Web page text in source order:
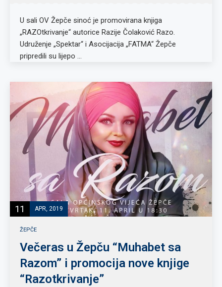
U sali OV Žepče sinoć je promovirana knjiga
„RAZOtkrivanje“ autorice Razije Čolaković Razo.
Udruženje „Spektar“ i Asocijacija „FATMA“ Žepče
pripredili su lijepo …
11 APR, 2019
ŽEPČE
Večeras u Žepču “Muhabet sa
Razom” i promocija nove knjige
“Razotkrivanje”